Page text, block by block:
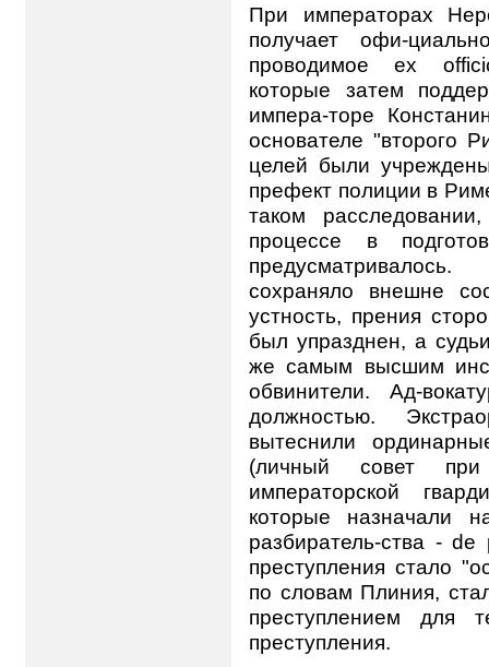
При императорах
получает офи-
проводимое ex
которые затем
импера-торе
основателе "второго
целей были
префект полиции в
таком
процессе в
сохраняло внешне
устность, прения
был упразднен, а
же самым высшим
обвинители. Ад-
должностью.
вытеснили
(личный совет при
императорской
которые назначали
разбиратель-ства -
преступления стало
по словам Плиния,
преступлением для
преступления.